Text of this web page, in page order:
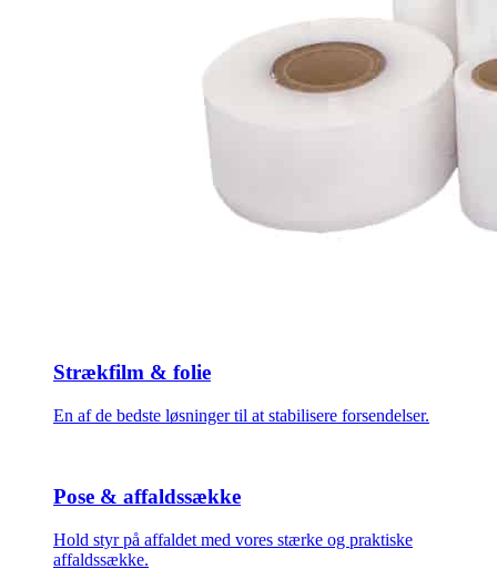
Strækfilm & folie
En af de bedste løsninger til at stabilisere forsendelser.
Pose & affaldssække
Hold styr på affaldet med vores stærke og praktiske
affaldssække.